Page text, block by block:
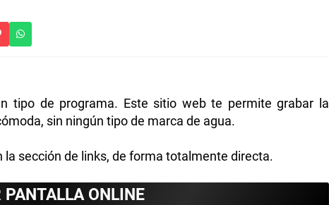
tipo de programa. Este sitio web te permite grabar la
sin ningún tipo de marca de agua.
sección de links, de forma totalmente directa.
PANTALLA ONLINE